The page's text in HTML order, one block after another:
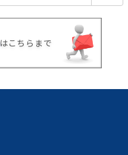
はこちらまで